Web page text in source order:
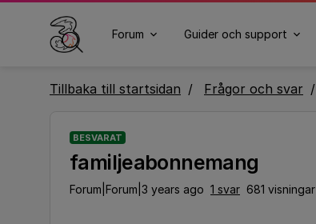
Forum Guider och support
Tillbaka till startsidan Frågor och svar
BESVARAT
familjeabonnemang
Forum|Forum|3 years ago 1 svar 681 visningar